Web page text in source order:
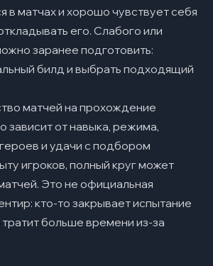
в матчах и хорошо чувствует себя
его. Слабого или
заранее подготовить:
билд и выбрать подходящий
матчей на прохождение
зависит от навыка, режима,
и удачи с подбором
игроков, полный круг может
Это не официальная
кто-то закрывает испытание
больше времени из-за